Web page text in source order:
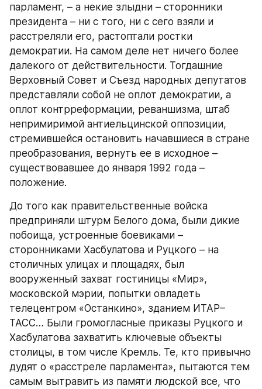
парламент, – а некие злыдни – сторонники
президента – ни с того, ни с сего взяли и
расстреляли его, растоптали ростки
демократии. На самом деле нет ничего более
далекого от действительности. Тогдашние
Верховный Совет и Съезд народных депутатов
представляли собой не оплот демократии, а
оплот контрреформации, реваншизма, штаб
непримиримой антиельцинской оппозиции,
стремившейся остановить начавшиеся в стране
преобразования, вернуть ее в исходное –
существовавшее до января 1992 года –
положение.
До того как правительственные войска
предприняли штурм Белого дома, были дикие
побоища, устроенные боевиками –
сторонниками Хасбулатова и Руцкого – на
столичных улицах и площадях, был
вооруженный захват гостиницы «Мир»,
московской мэрии, попытки овладеть
телецентром «Останкино», зданием ИТАР–
ТАСС… Были громогласные приказы Руцкого и
Хасбулатова захватить ключевые объекты
столицы, в том числе Кремль. Те, кто привычно
дудят о «расстреле парламента», пытаются тем
самым вытравить из памяти людской все, что